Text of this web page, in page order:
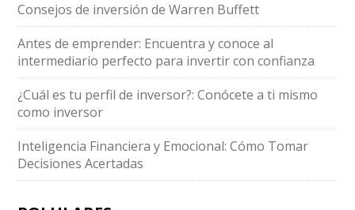
Consejos de inversión de Warren Buffett
Antes de emprender: Encuentra y conoce al
intermediario perfecto para invertir con confianza
¿Cuál es tu perfil de inversor?: Conócete a ti mismo
como inversor
Inteligencia Financiera y Emocional: Cómo Tomar
Decisiones Acertadas